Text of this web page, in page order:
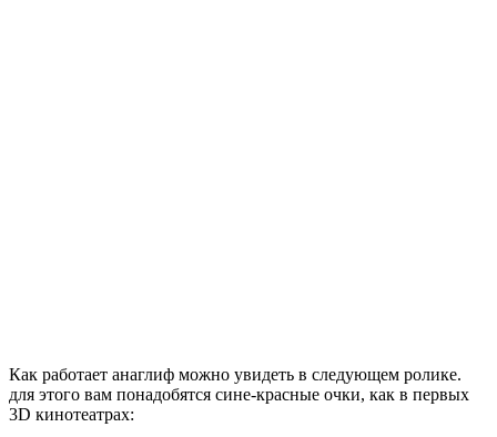
Как работает анаглиф можно увидеть в следующем ролике.
для этого вам понадобятся сине-красные очки, как в первых
3D кинотеатрах: